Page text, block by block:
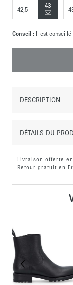
42,5
43
Conseil : Il est
DESCRIPTION
DÉTAILS DU
Livraison offerte
Retour gratuit en